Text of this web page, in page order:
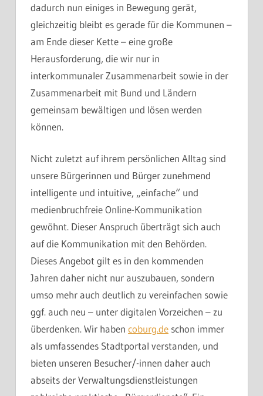
dadurch nun einiges in Bewegung gerät,
gleichzeitig bleibt es gerade für die Kommunen –
am Ende dieser Kette – eine große
Herausforderung, die wir nur in
interkommunaler Zusammenarbeit sowie in der
Zusammenarbeit mit Bund und Ländern
gemeinsam bewältigen und lösen werden
können.
Nicht zuletzt auf ihrem persönlichen Alltag sind
unsere Bürgerinnen und Bürger zunehmend
intelligente und intuitive, „einfache“ und
medienbruchfreie Online-Kommunikation
gewöhnt. Dieser Anspruch überträgt sich auch
auf die Kommunikation mit den Behörden.
Dieses Angebot gilt es in den kommenden
Jahren daher nicht nur auszubauen, sondern
umso mehr auch deutlich zu vereinfachen sowie
ggf. auch neu – unter digitalen Vorzeichen – zu
überdenken. Wir haben coburg.de schon immer
als umfassendes Stadtportal verstanden, und
bieten unseren Besucher/-innen daher auch
abseits der Verwaltungsdienstleistungen